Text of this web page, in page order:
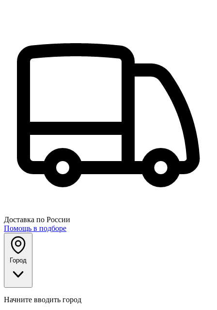
Доставка по России
Помощь в подборе
Город
Начните вводить город